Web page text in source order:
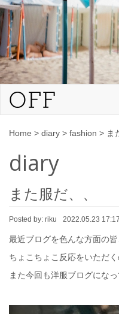
Home > diary > fashion > ま
diary
また服だ、、
Posted by: riku 2022.05.23 17:17
最近ブログを色んな方面の
ちょこちょこ反応をいただく
また今回も洋服ブログにな